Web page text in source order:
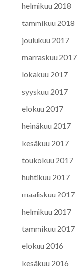
helmikuu 2018
tammikuu 2018
joulukuu 2017
marraskuu 2017
lokakuu 2017
syyskuu 2017
elokuu 2017
heinäkuu 2017
kesäkuu 2017
toukokuu 2017
huhtikuu 2017
maaliskuu 2017
helmikuu 2017
tammikuu 2017
elokuu 2016
kesäkuu 2016